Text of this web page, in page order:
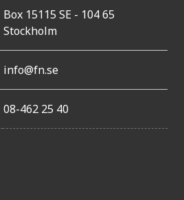
Box 15115 SE - 104 65
Stockholm
info@fn.se
08-462 25 40